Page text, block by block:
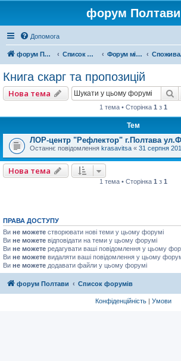
форум Полтави
Допомога
форум Полтави Список форумів Форум міста Полтава
Книга скарг та пропозицій
Нова тема
1 тема • Сторінка 1 з 1
Тем
ЛОР-центр "Рефлектор" г.Полтава
Останнє повідомлення krasavitsa « 31 серпня
Нова тема
1 тема • Сторінка 1 з 1
ПРАВА ДОСТУПУ
Ви не можете створювати нові теми у цьому форумі
Ви не можете відповідати на теми у цьому форумі
Ви не можете редагувати ваші повідомлення у цьому
Ви не можете видаляти ваші повідомлення у цьому
Ви не можете додавати файли у цьому форумі
форум Полтави Список форумів
Конфіденційність | Умови